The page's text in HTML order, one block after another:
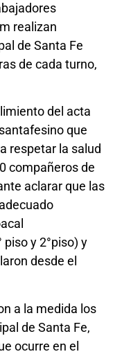
realizan
de Santa Fe
de cada turno,
del acta
que
respetar la salud
compañeros de
aclarar que las
y 2°piso) y
desde el
a la medida los
de Santa Fe,
ocurre en el